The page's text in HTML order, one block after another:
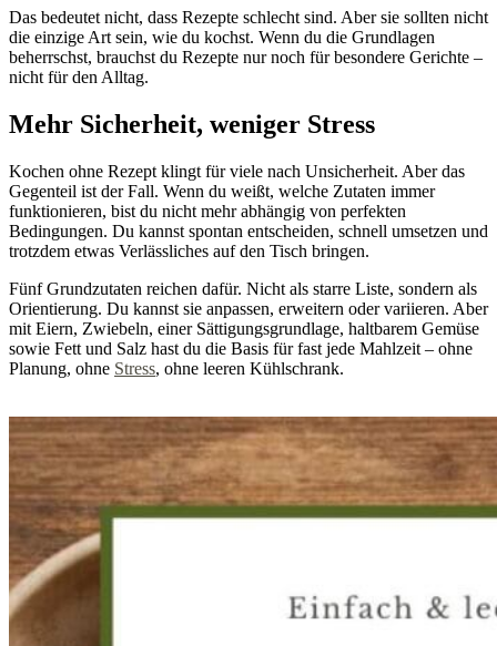
Das bedeutet nicht, dass Rezepte schlecht sind. Aber sie sollten nicht
die einzige Art sein, wie du kochst. Wenn du die Grundlagen
beherrschst, brauchst du Rezepte nur noch für besondere Gerichte –
nicht für den Alltag.
Mehr Sicherheit, weniger Stress
Kochen ohne Rezept klingt für viele nach Unsicherheit. Aber das
Gegenteil ist der Fall. Wenn du weißt, welche Zutaten immer
funktionieren, bist du nicht mehr abhängig von perfekten
Bedingungen. Du kannst spontan entscheiden, schnell umsetzen und
trotzdem etwas Verlässliches auf den Tisch bringen.
Fünf Grundzutaten reichen dafür. Nicht als starre Liste, sondern als
Orientierung. Du kannst sie anpassen, erweitern oder variieren. Aber
mit Eiern, Zwiebeln, einer Sättigungsgrundlage, haltbarem Gemüse
sowie Fett und Salz hast du die Basis für fast jede Mahlzeit – ohne
Planung, ohne Stress, ohne leeren Kühlschrank.